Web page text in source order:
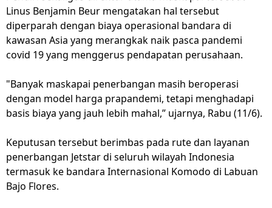
Linus Benjamin Beur mengatakan hal tersebut
diperparah dengan biaya operasional bandara di
kawasan Asia yang merangkak naik pasca pandemi
covid 19 yang menggerus pendapatan perusahaan.
"Banyak maskapai penerbangan masih beroperasi
dengan model harga prapandemi, tetapi menghadapi
basis biaya yang jauh lebih mahal,” ujarnya, Rabu (11/6).
Keputusan tersebut berimbas pada rute dan layanan
penerbangan Jetstar di seluruh wilayah Indonesia
termasuk ke bandara Internasional Komodo di Labuan
Bajo Flores.